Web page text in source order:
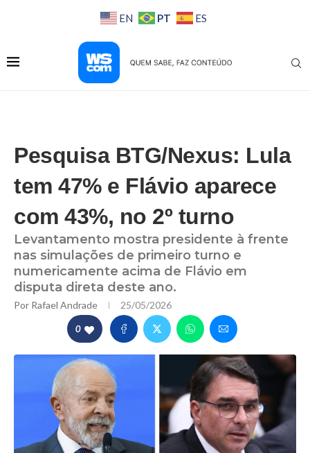
EN PT ES
Pesquisa BTG/Nexus: Lula
tem 47% e Flávio aparece
com 43%, no 2º turno
Levantamento mostra presidente à frente
nas simulações de primeiro turno e
numericamente acima de Flávio em
disputa direta deste ano.
Por Rafael Andrade 25/05/2026
0